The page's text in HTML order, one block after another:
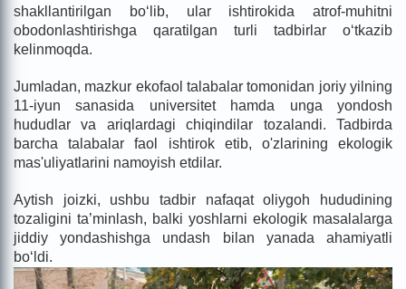
shakllantirilgan bo‘lib, ular ishtirokida atrof-muhitni
obodonlashtirishga qaratilgan turli tadbirlar o‘tkazib
kelinmoqda.
Jumladan, mazkur ekofaol talabalar tomonidan joriy yilning
11-iyun sanasida universitet hamda unga yondosh
hududlar va ariqlardagi chiqindilar tozalandi. Tadbirda
barcha talabalar faol ishtirok etib, o'zlarining ekologik
mas'uliyatlarini namoyish etdilar.
Aytish joizki, ushbu tadbir nafaqat oliygoh hududining
tozaligini ta’minlash, balki yoshlarni ekologik masalalarga
jiddiy yondashishga undash bilan yanada ahamiyatli
bo‘ldi.